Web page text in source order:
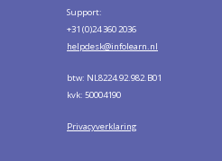
Support:
+31 (0)24 360 2036
helpdesk@infolearn.nl
btw: NL8224.92.982.B01
kvk: 50004190
Privacyverklaring